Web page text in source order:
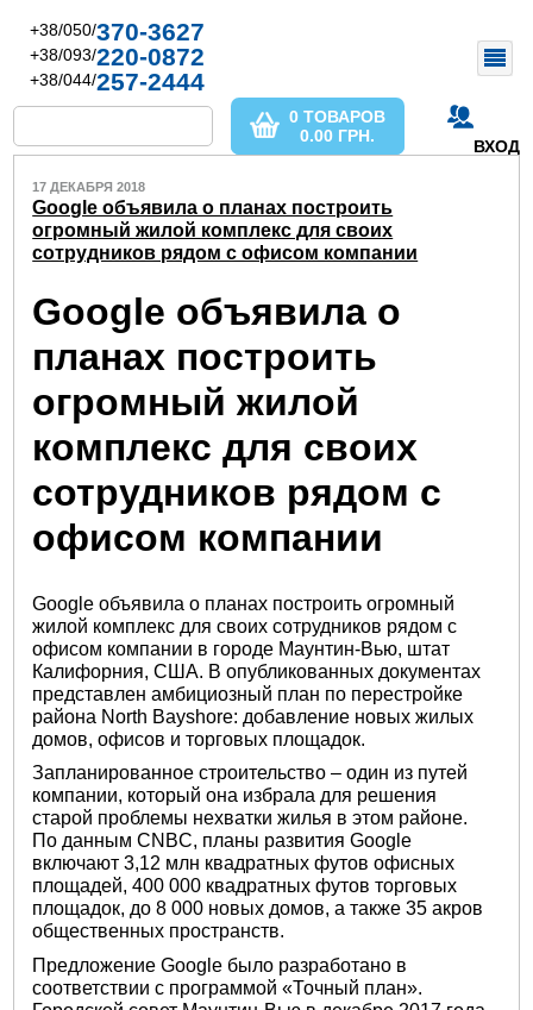
+38/050/370-3627
+38/093/220-0872
+38/044/257-2444
ВХОД
0 ТОВАРОВ
0.00 ГРН.
17 ДЕКАБРЯ 2018
Google объявила о планах построить
огромный жилой комплекс для своих
сотрудников рядом с офисом компании
Google объявила о
планах построить
огромный жилой
комплекс для своих
сотрудников рядом с
офисом компании
Google объявила о планах построить огромный
жилой комплекс для своих сотрудников рядом с
офисом компании в городе Маунтин-Вью, штат
Калифорния, США. В опубликованных документах
представлен амбициозный план по перестройке
района North Bayshore: добавление новых жилых
домов, офисов и торговых площадок.
Запланированное строительство – один из путей
компании, который она избрала для решения
старой проблемы нехватки жилья в этом районе.
По данным CNBC, планы развития Google
включают 3,12 млн квадратных футов офисных
площадей, 400 000 квадратных футов торговых
площадок, до 8 000 новых домов, а также 35 акров
общественных пространств.
Предложение Google было разработано в
соответствии с программой «Точный план».